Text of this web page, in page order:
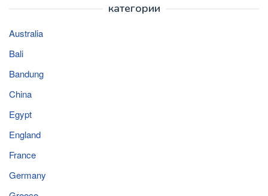
категории
Australia
Bali
Bandung
China
Egypt
England
France
Germany